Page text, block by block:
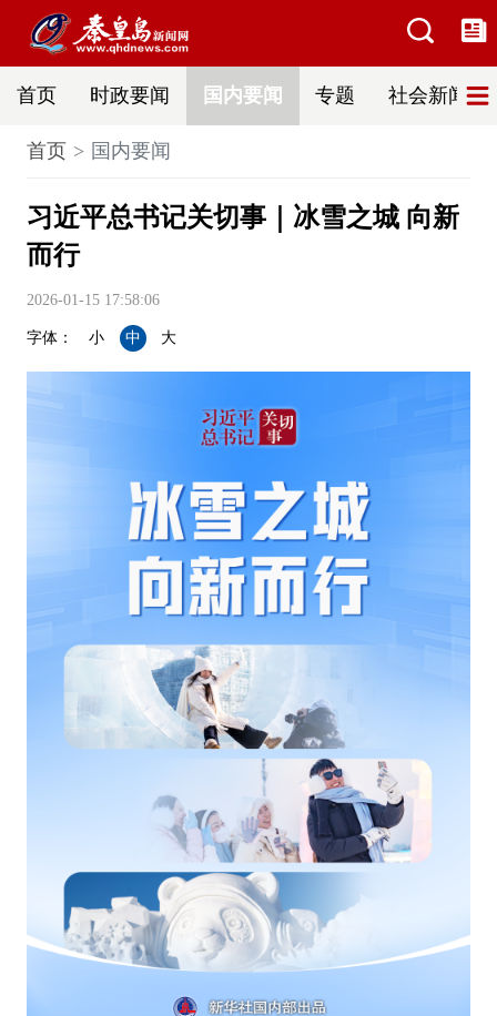
首页 时政要闻 国内要闻 专题 社会新闻
首页 国内要闻
习近平总书记关切事｜冰雪之城 向新
而行
2026-01-15 17:58:06
字体： 小 中 大